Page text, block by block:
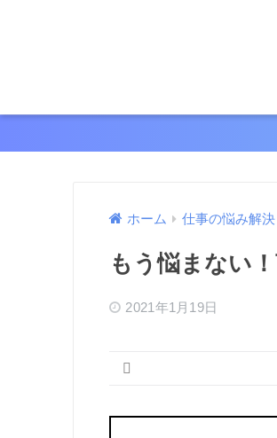
ホーム 仕事の悩み解決
もう悩まない
2021年1月19日